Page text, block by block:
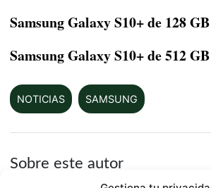
Samsung Galaxy S10+ de 128
Samsung Galaxy S10+ de 512
NOTICIAS SAMSUNG
Sobre este autor